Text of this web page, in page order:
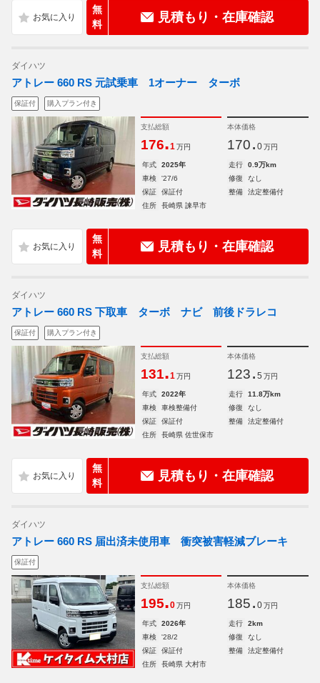
無
料
見積もり・在庫確認
ダイハツ
アトレー 660 RS 元試乗車 1オーナー ターボ
保証付 購入プラン付き
支払総額
176.1 万円
本体価格
170. 0 万円
年式 2025年 走行
0.9万km
車検
'27/6 修復
なし
保証
保証付 整備
法定整備付
住所
長崎県 諫早市
無
料
見積もり・在庫確認
ダイハツ
アトレー 660 RS 下取車 ターボ ナビ 前後ドラレコ
保証付 購入プラン付き
支払総額
131.1 万円
本体価格
123. 5 万円
年式 2022年 走行
11.8万km
車検
車検整備付 修復
なし
保証
保証付 整備
法定整備付
住所
長崎県 佐世保市
無
料
見積もり・在庫確認
ダイハツ
アトレー 660 RS 届出済未使用車 衝突被害軽減ブレーキ
保証付
支払総額
195.0 万円
本体価格
185. 0 万円
年式 2026年 走行
2km
車検
'28/2 修復
なし
保証
保証付 整備
法定整備付
住所
長崎県 大村市